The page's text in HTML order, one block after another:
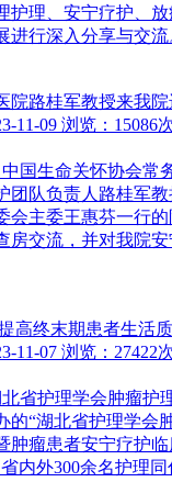
护理、安宁疗护、
进行深入分享与交流
院路桂军教授来我
11-09 浏览：15086
国生命关怀协会常
团队负责人路桂军
会主委王惠芬一行
房交流，并对我院
高终末期患者生活
11-07 浏览：27422
省护理学会肿瘤护
的“湖北省护理学会
肿瘤患者安宁疗护
内外300余名护理同